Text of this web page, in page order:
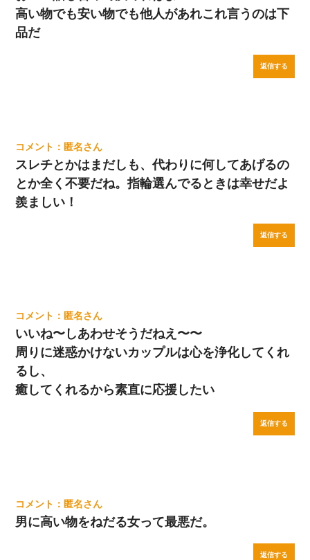
高い物でも安い物でも他人があれこれ言うのは下
品だ
返信する
匿名
スレチとかはまだしも、代わりに何してあげるの
とか全く不要だね。指輪選んでるときは幸せだよ
羨ましい！
返信する
匿名
いいね〜しあわせそうだねえ〜〜
周りに迷惑かけないカップルは心を浄化してくれ
るし、
癒してくれるから素直に応援したい
返信する
匿名
男に高い物をねだる女って最悪だ。
返信する